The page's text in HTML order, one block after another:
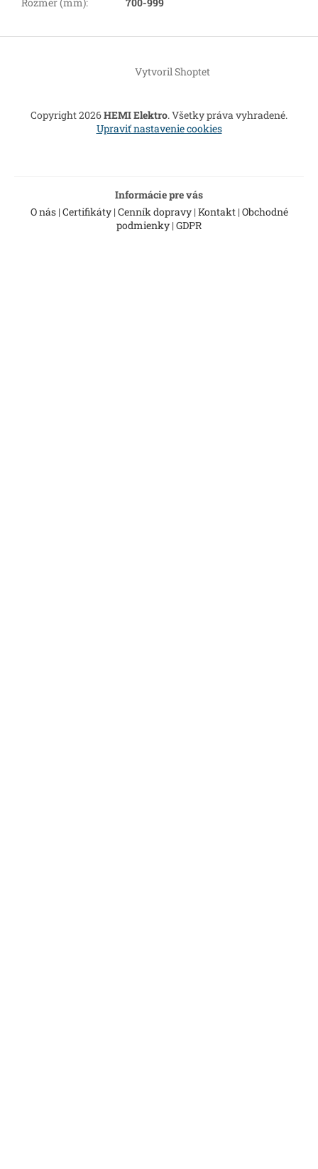
Vytvoril Shoptet
Copyright 2026HEMI Elektro. Všetky práva vyhradené.
Upraviť nastavenie cookies
Informácie pre vás
O nás| Certifikáty| Cenník dopravy| Kontakt| Obchodné
podmienky | GDPR